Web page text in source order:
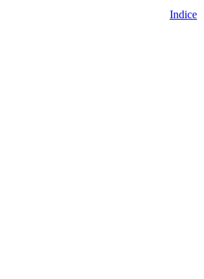
Indice